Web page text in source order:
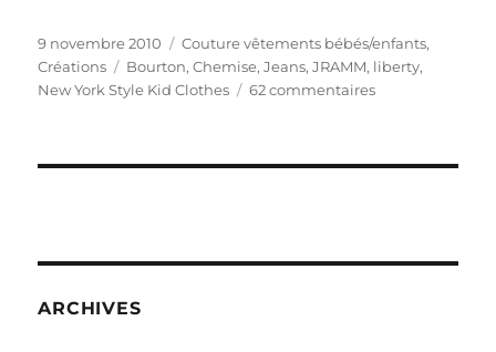
Publié
le
9 novembre 2010 Catégories
Couture vêtements bébés/enfants,
Créations
Étiquettes
Bourton,Chemise,Jeans,JRAMM, liberty,
New York Style Kid Clothes
62 commentairessur
ARCHIVES